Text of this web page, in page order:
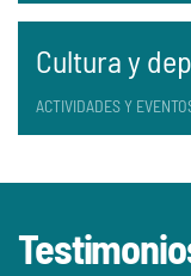
Cultura y
ACTIVIDADES Y